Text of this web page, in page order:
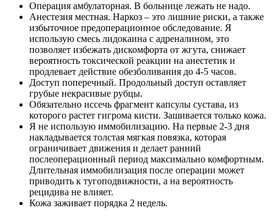
Операция амбулаторная. В больнице лежать не надо.
Анестезия местная. Наркоз – это лишние риски, а также
избыточное предоперационное обследование. Я
использую смесь лидокаина с адреналином, это
позволяет избежать дискомфорта от жгута, снижает
вероятность токсической реакции на анестетик и
продлевает действие обезболивания до 4-5 часов.
Доступ поперечный. Продольный доступ оставляет
грубые некрасивые рубцы.
Обязательно иссечь фрагмент капсулы сустава, из
которого растет гигрома кисти. Зашивается только кожа.
Я не использую иммобилизацию. На первые 2-3 дня
накладывается толстая мягкая повязка, которая
ограничивает движения и делает ранний
послеоперационный период максимально комфортным.
Длительная иммобилизация после операции может
приводить к тугоподвижности, а на вероятность
рецидива не влияет.
Кожа заживает порядка 2 недель.